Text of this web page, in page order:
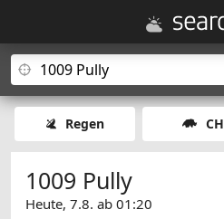
Regen CH
1009 Pully
Heute, 7.8. ab 01:20